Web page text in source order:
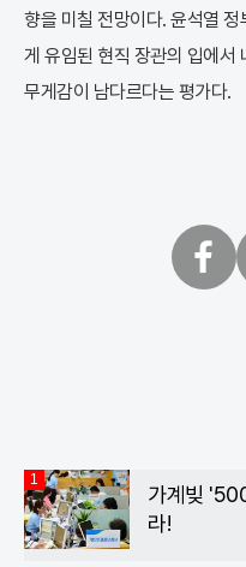
향을 미칠 전망이다. 윤석열
게 유임된 현직 장관의 입에서
무게감이 남다르다는 평가다.
1
가계빚
라!